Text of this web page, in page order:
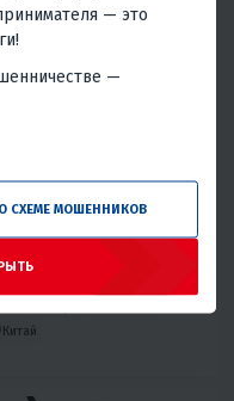
200 ₽
3 970 ₽ 3 800 ₽
Китай
— это
—
СХЕМЕ МОШЕННИКОВ